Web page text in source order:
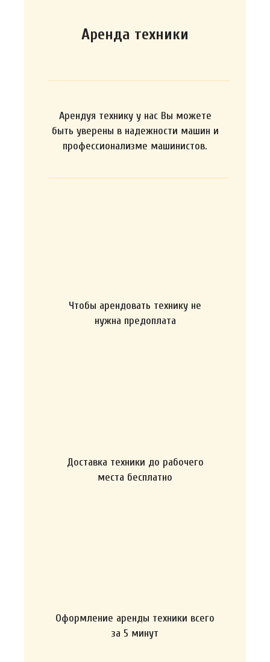
Аренда техники
Арендуя технику у нас Вы можете
быть уверены в надежности машин и
профессионализме машинистов.
Чтобы арендовать технику не
нужна предоплата
Доставка техники до рабочего
места бесплатно
Оформление аренды техники всего
за 5 минут